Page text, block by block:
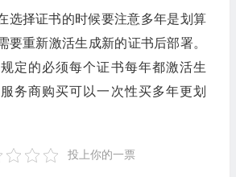
选择证书的时候要注意多年是划算
要重新激活生成新的证书后部署。
定的必须每个证书每年都激活生
务商购买可以一次性买多年更划
投上你的一票